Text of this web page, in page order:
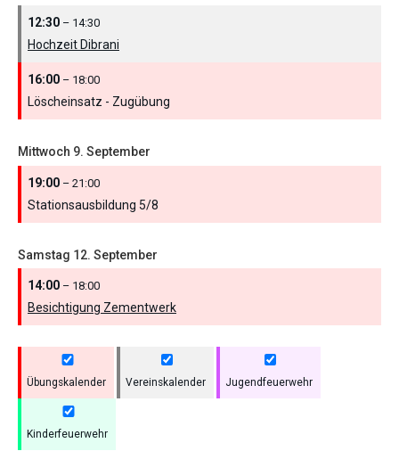
12:30 – 14:30
Hochzeit Dibrani
16:00 – 18:00
Löscheinsatz - Zugübung
Mittwoch 9. September
19:00 – 21:00
Stationsausbildung 5/8
Samstag 12. September
14:00 – 18:00
Besichtigung Zementwerk
Übungskalender Vereinskalender Jugendfeuerwehr
Kinderfeuerwehr